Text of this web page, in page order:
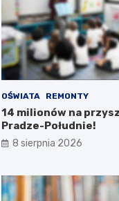
OŚWIATA REMONTY
14 milionów na
Pradze-Południe!
8 sierpnia 2026